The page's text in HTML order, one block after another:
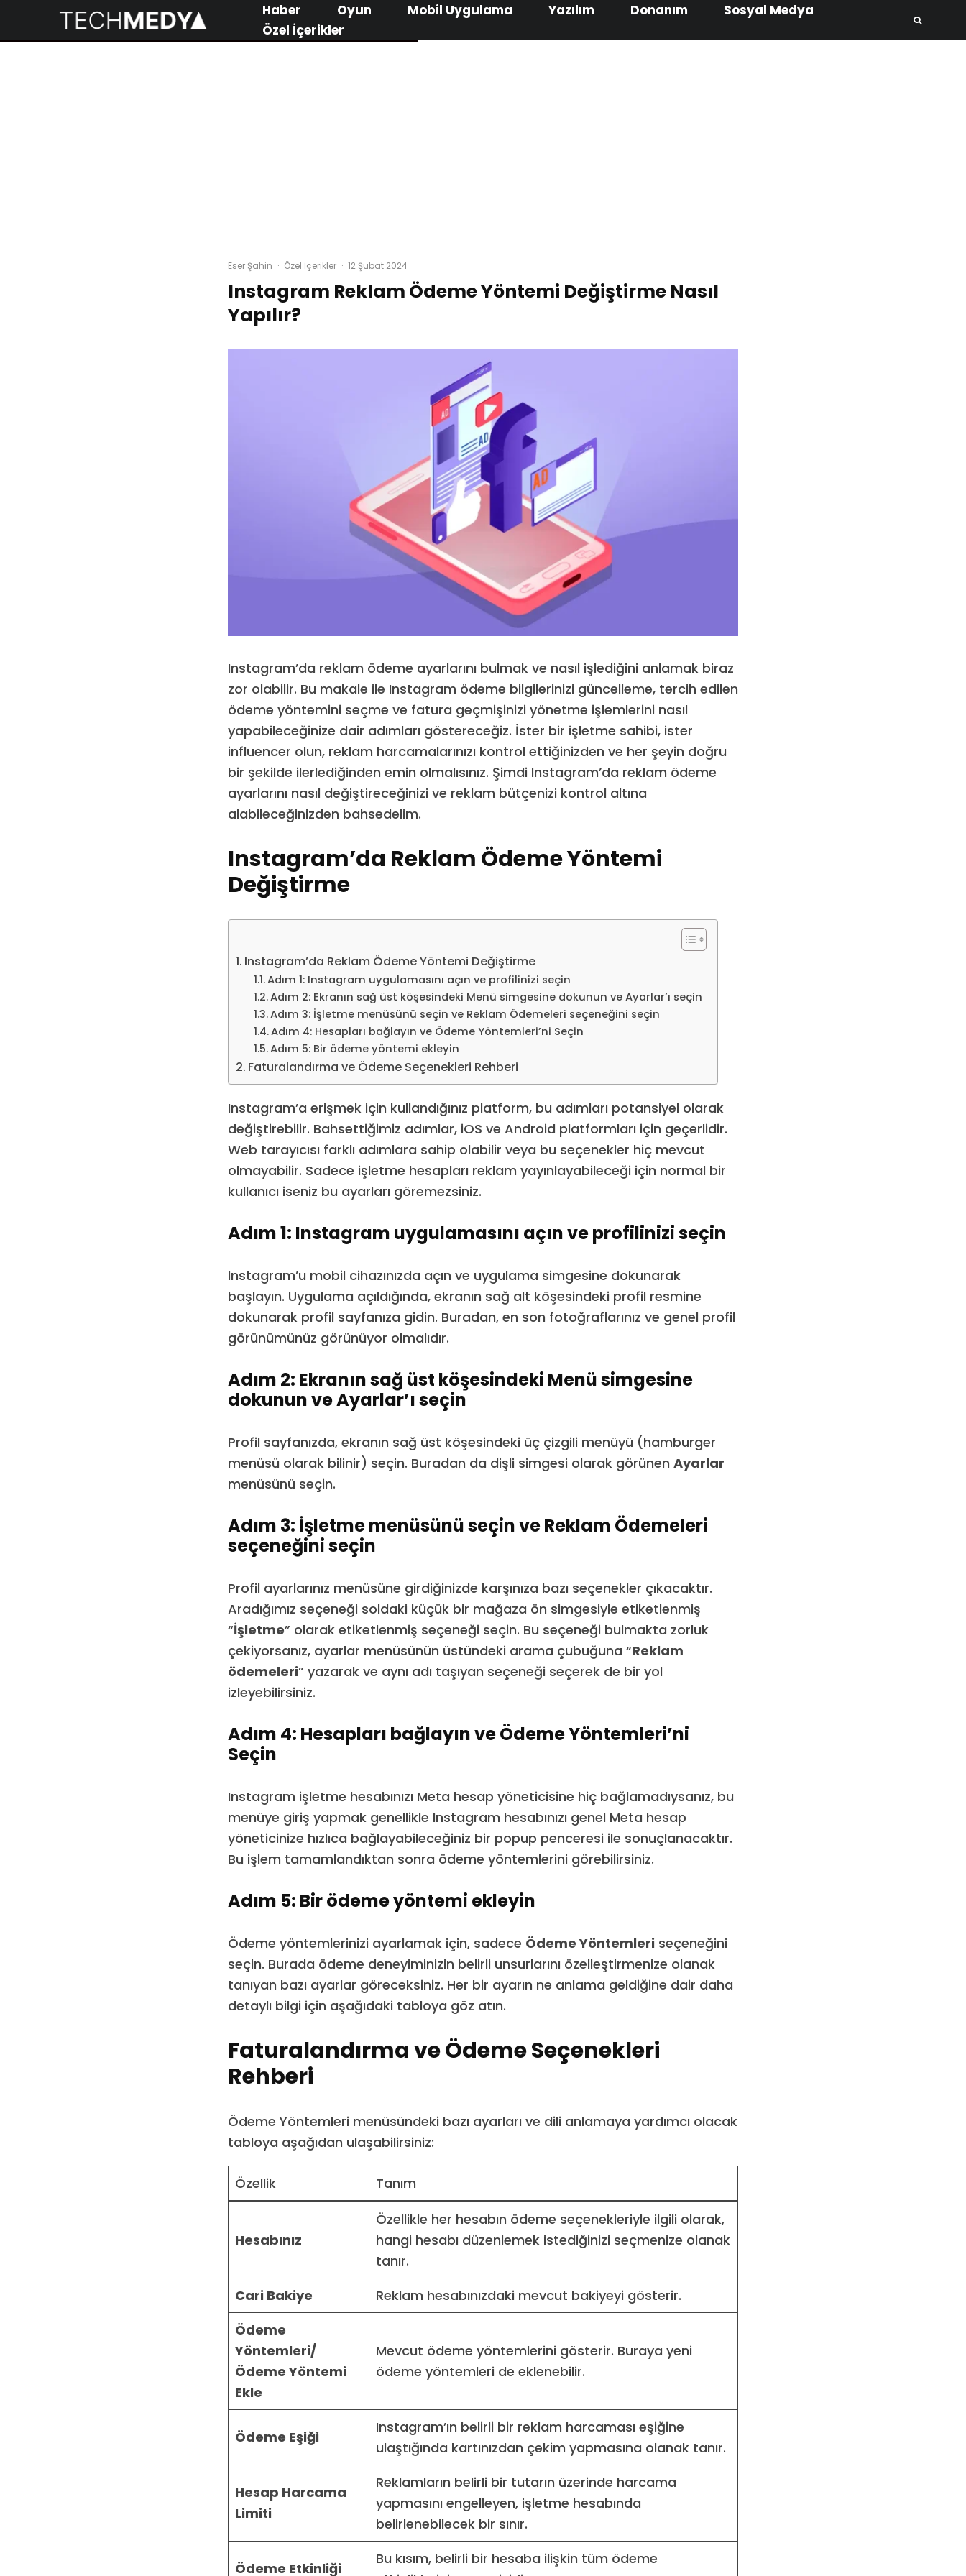
Haber Oyun Mobil Uygulama Yazılım Donanım
Sosyal Medya
Özel İçerikler
Eser Şahin · Özel İçerikler · 12 Şubat 2024
Instagram Reklam Ödeme Yöntemi Değiştirme Nasıl
Yapılır?
Instagram’da reklam ödeme ayarlarını bulmak ve nasıl işlediğini anlamak biraz
zor olabilir. Bu makale ile Instagram ödeme bilgilerinizi güncelleme, tercih edilen
ödeme yöntemini seçme ve fatura geçmişinizi yönetme işlemlerini nasıl
yapabileceğinize dair adımları göstereceğiz. İster bir işletme sahibi, ister
influencer olun, reklam harcamalarınızı kontrol ettiğinizden ve her şeyin doğru
bir şekilde ilerlediğinden emin olmalısınız. Şimdi Instagram’da reklam ödeme
ayarlarını nasıl değiştireceğinizi ve reklam bütçenizi kontrol altına
alabileceğinizden bahsedelim.
Instagram’da Reklam Ödeme Yöntemi
Değiştirme
Instagram’da Reklam Ödeme Yöntemi Değiştirme
Adım 1: Instagram uygulamasını açın ve profilinizi seçin
Adım 2: Ekranın sağ üst köşesindeki Menü simgesine dokunun ve Ayarlar’ı seçin
Adım 3: İşletme menüsünü seçin ve Reklam Ödemeleri seçeneğini seçin
Adım 4: Hesapları bağlayın ve Ödeme Yöntemleri’ni Seçin
Adım 5: Bir ödeme yöntemi ekleyin
Faturalandırma ve Ödeme Seçenekleri Rehberi
Instagram’a erişmek için kullandığınız platform, bu adımları potansiyel olarak
değiştirebilir. Bahsettiğimiz adımlar, iOS ve Android platformları için geçerlidir.
Web tarayıcısı farklı adımlara sahip olabilir veya bu seçenekler hiç mevcut
olmayabilir. Sadece işletme hesapları reklam yayınlayabileceği için normal bir
kullanıcı iseniz bu ayarları göremezsiniz.
Adım 1: Instagram uygulamasını açın ve profilinizi seçin
Instagram’u mobil cihazınızda açın ve uygulama simgesine dokunarak
başlayın. Uygulama açıldığında, ekranın sağ alt köşesindeki profil resmine
dokunarak profil sayfanıza gidin. Buradan, en son fotoğraflarınız ve genel profil
görünümünüz görünüyor olmalıdır.
Adım 2: Ekranın sağ üst köşesindeki Menü simgesine
dokunun ve Ayarlar’ı seçin
Profil sayfanızda, ekranın sağ üst köşesindeki üç çizgili menüyü (hamburger
menüsü olarak bilinir) seçin. Buradan da dişli simgesi olarak görünen Ayarlar
menüsünü seçin.
Adım 3: İşletme menüsünü seçin ve Reklam Ödemeleri
seçeneğini seçin
Profil ayarlarınız menüsüne girdiğinizde karşınıza bazı seçenekler çıkacaktır.
Aradığımız seçeneği soldaki küçük bir mağaza ön simgesiyle etiketlenmiş
“İşletme” olarak etiketlenmiş seçeneği seçin. Bu seçeneği bulmakta zorluk
çekiyorsanız, ayarlar menüsünün üstündeki arama çubuğuna “Reklam
ödemeleri” yazarak ve aynı adı taşıyan seçeneği seçerek de bir yol
izleyebilirsiniz.
Adım 4: Hesapları bağlayın ve Ödeme Yöntemleri’ni
Seçin
Instagram işletme hesabınızı Meta hesap yöneticisine hiç bağlamadıysanız, bu
menüye giriş yapmak genellikle Instagram hesabınızı genel Meta hesap
yöneticinize hızlıca bağlayabileceğiniz bir popup penceresi ile sonuçlanacaktır.
Bu işlem tamamlandıktan sonra ödeme yöntemlerini görebilirsiniz.
Adım 5: Bir ödeme yöntemi ekleyin
Ödeme yöntemlerinizi ayarlamak için, sadece Ödeme Yöntemleriseçeneğini
seçin. Burada ödeme deneyiminizin belirli unsurlarını özelleştirmenize olanak
tanıyan bazı ayarlar göreceksiniz. Her bir ayarın ne anlama geldiğine dair daha
detaylı bilgi için aşağıdaki tabloya göz atın.
Faturalandırma ve Ödeme Seçenekleri
Rehberi
Ödeme Yöntemleri menüsündeki bazı ayarları ve dili anlamaya yardımcı olacak
tabloya aşağıdan ulaşabilirsiniz:
Özellik Tanım
Hesabınız
Özellikle her hesabın ödeme seçenekleriyle ilgili olarak,
hangi hesabı düzenlemek istediğinizi seçmenize olanak
tanır.
Cari Bakiye
Reklam hesabınızdaki mevcut bakiyeyi gösterir.
Ödeme
Yöntemleri/
Ödeme Yöntemi
Ekle
Mevcut ödeme yöntemlerini gösterir. Buraya yeni
ödeme yöntemleri de eklenebilir.
Ödeme Eşiği
Instagram’ın belirli bir reklam harcaması eşiğine
ulaştığında kartınızdan çekim yapmasına olanak tanır.
Hesap Harcama
Limiti
Reklamların belirli bir tutarın üzerinde harcama
yapmasını engelleyen, işletme hesabında
belirlenebilecek bir sınır.
Ödeme Etkinliği
Bu kısım, belirli bir hesaba ilişkin tüm ödeme